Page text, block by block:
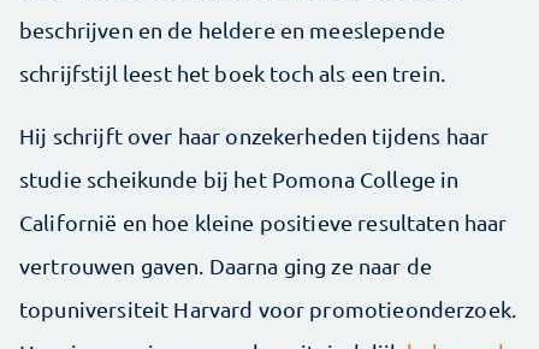
beschrijven en de heldere en meeslepende
schrijfstijl leest het boek toch als een trein.
Hij schrijft over haar onzekerheden tijdens haar
studie scheikunde bij het Pomona College in
Californië en hoe kleine positieve resultaten haar
vertrouwen gaven. Daarna ging ze naar de
topuniversiteit Harvard voor promotieonderzoek.